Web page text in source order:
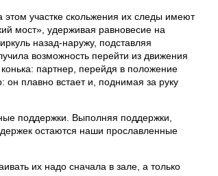
участке скольжения их следы имеют
мост», удерживая равновесие на
назад-наружу, подставляя
возможность перейти из движения
партнер, перейдя в положение
он плавно встает и, поднимая за руку
поддержки. Выполняя поддержки,
остаются наши прославленные
их надо сначала в зале, а только